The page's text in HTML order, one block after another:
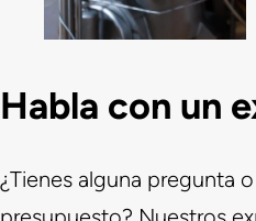
Habla con un
¿Tienes alguna pregunta